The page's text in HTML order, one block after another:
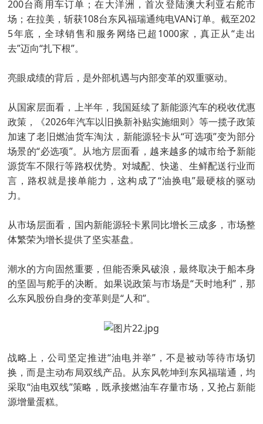
200台商用车订单；在大洋洲，首次登陆澳大利亚右舵市
场；在拉美，斩获108台东风福瑞通纯电VAN订单。截至202
5年底，全球销售和服务网络已超1000家，真正从“走出
去”迈向“扎下根”。
亮眼成绩的背后，是外部机遇与内部变革的双重驱动。
从国家层面看，上半年，我国延续了新能源汽车的税收优惠
政策，《2026年汽车以旧换新补贴实施细则》等一揽子政策
加速了老旧燃油货车淘汰，新能源轻卡从“可选项”变为部分
场景的“必选项”。从地方层面看，越来越多的城市给予新能
源货车不限行等路权优势。对城配、快递、生鲜配送行业而
言，路权就是接单能力，这构成了“油换电”最硬核的驱动
力。
从市场层面看，国内新能源轻卡累同比增长三成多，市场整
体繁荣为增长提供了坚实基盘。
潮水的方向固然重要，但能否乘风破浪，最终取决于船本身
的坚固与舵手的决断。如果说政策与市场是“天时地利”，那
么东风股份自身的变革则是“人和”。
战略上，公司坚定推进“油电并举”，不是被动等待市场切
换，而是主动布局双线产品。从东风乾坤到东风福瑞通，均
采取“油电双线”策略，既承接燃油车存量市场，又抢占新能
源增量蛋糕。